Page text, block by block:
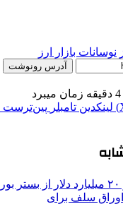
نوسانات بازار ارز
آدرس رونوشت
لینکدین ‫تامبلر ‫پین‌ترست